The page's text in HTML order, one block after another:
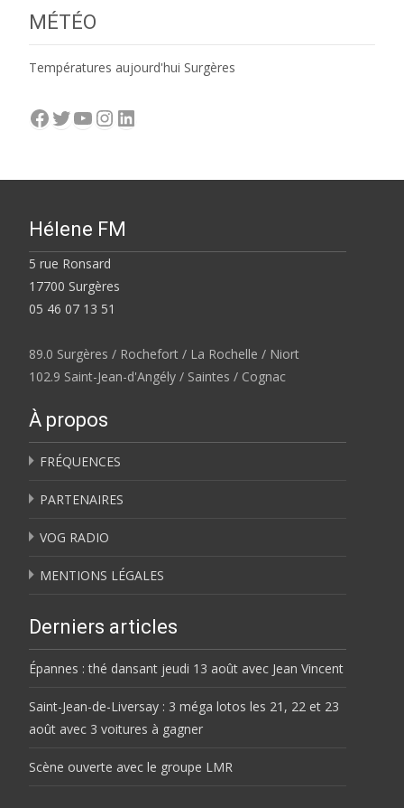
MÉTÉO
Températures aujourd'hui Surgères
Facebook
Twitter
YouTube
Instagram
LinkedIn
Hélene FM
5 rue Ronsard
17700 Surgères
05 46 07 13 51
89.0 Surgères / Rochefort / La Rochelle / Niort
102.9 Saint-Jean-d'Angély / Saintes / Cognac
À propos
FRÉQUENCES
PARTENAIRES
VOG RADIO
MENTIONS LÉGALES
Derniers articles
Épannes : thé dansant jeudi 13 août avec Jean Vincent
Saint-Jean-de-Liversay : 3 méga lotos les 21, 22 et 23
août avec 3 voitures à gagner
Scène ouverte avec le groupe LMR